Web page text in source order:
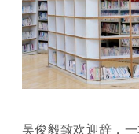
吴俊毅致欢迎辞，